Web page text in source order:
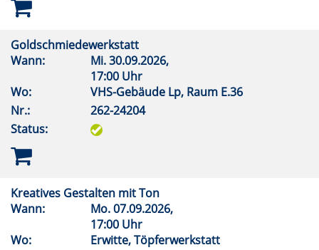
Goldschmiedewerkstatt
Wann:
Mi.30.09.2026,
17:00 Uhr
Wo:
VHS-Gebäude Lp, Raum E.36
Nr.:
262-24204
Status:
Kreatives Gestalten mit Ton
Wann:
Mo.07.09.2026,
17:00 Uhr
Wo:
Erwitte, Töpferwerkstatt